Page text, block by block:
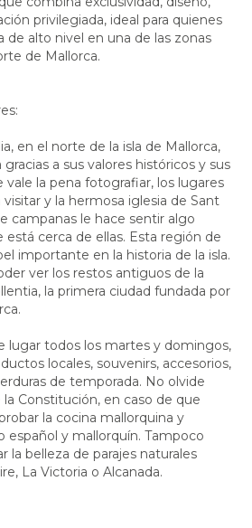
privilegiada, ideal para quienes
de alto nivel en una de las zonas
de Mallorca.
en el norte de la isla de Mallorca,
a sus valores históricos y sus
vale la pena fotografiar, los lugares
y la hermosa iglesia de Sant
campanas le hace sentir algo
está cerca de ellas. Esta región de
importante en la historia de la isla.
ver los restos antiguos de la
la primera ciudad fundada por
lugar todos los martes y domingos,
locales, souvenirs, accesorios,
de temporada. No olvide
la Constitución, en caso de que
la cocina mallorquina y
español y mallorquín. Tampoco
la belleza de parajes naturales
La Victoria o Alcanada.